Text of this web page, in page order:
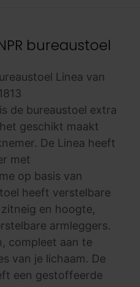
bureaustoel
Linea van
de bureaustoel extra
geschikt maakt
De Linea heeft
met
op basis van
heeft verstelbare
en hoogte,
armleggers.
compleet aan te
van je lichaam. De
een gestoffeerde